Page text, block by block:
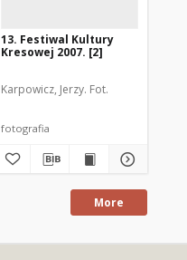
13. Festiwal Kultury
Kresowej 2007. [2]
Karpowicz, Jerzy. Fot.
fotografia
More